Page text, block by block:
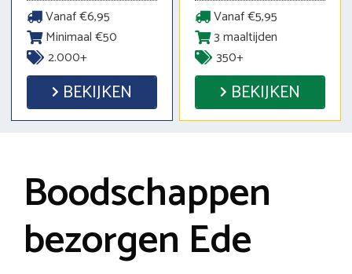
Vanaf €6,95
Minimaal €50
2.000+
BEKIJKEN
Vanaf €5,95
3 maaltijden
350+
BEKIJKEN
Boodschappen
bezorgen Ede